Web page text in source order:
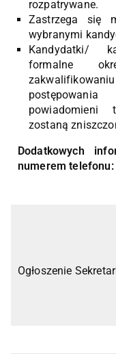
rozpatrywane.
Zastrzega się
wybranymi
Kandydatki/
formalne
powiadomieni
zostaną
Dodatkowych
numerem
Ogłoszenie